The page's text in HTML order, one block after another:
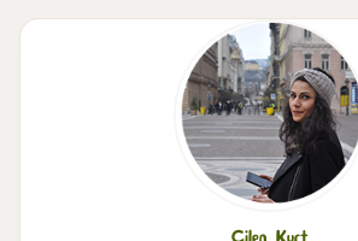
Cilen Kurt